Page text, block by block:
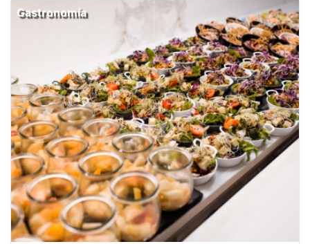
Gastronomía